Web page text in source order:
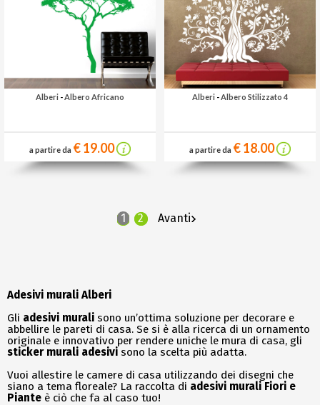
Adesivi murali Alberi
Gli adesivi murali sono un’ottima soluzione per decorare e
abbellire le pareti di casa. Se si è alla ricerca di un ornamento
originale e innovativo per rendere uniche le mura di casa, gli
sticker murali adesivi sono la scelta più adatta.
Vuoi allestire le camere di casa utilizzando dei disegni che
siano a tema floreale? La raccolta di adesivi murali Fiori e
Piante è ciò che fa al caso tuo!
Alberi -Albero Africano
a partire da € 19.00
Alberi -Albero Stilizzato 4
a partire da € 18.00
1 2 Avanti